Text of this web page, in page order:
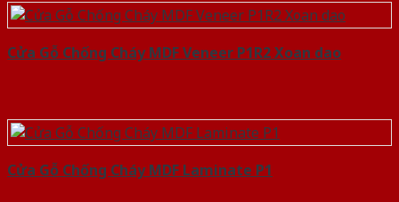
Cửa Gỗ Chống Cháy MDF Veneer P1R2 Xoan dao
Cửa Gỗ Chống Cháy MDF Laminate P1